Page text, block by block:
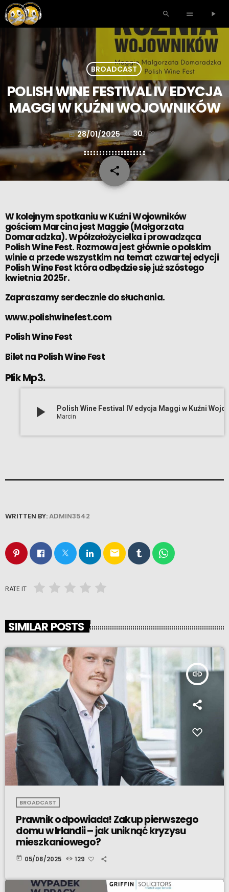
search menu play_arrow
BROADCAST
POLISH WINE FESTIVAL IV EDYCJA
MAGGI W KUŹNI WOJOWNIKÓW
today 28/01/2025 30
share
email
W kolejnym spotkaniu w Kuźni Wojowników
gościem Marcina jest Maggie (Małgorzata
Domaradzka). Wpółzałożycielka i prowadząca
Polish Wine Fest. Rozmowa jest głównie o polskim
winie a przede wszystkim na temat czwartej edycji
Polish Wine Fest która odbędzie się już szóstego
kwietnia 2025r.
Zapraszamy serdecznie do słuchania.
www.polishwinefest.com
Polish Wine Fest
Bilet na Polish Wine Fest
Plik Mp3.
play_arrow Marcin
WRITTEN BY:ADMIN3542
email
RATE IT
SIMILAR POSTS
insert_link
BROADCAST
Prawnik odpowiada! Zakup pierwszego
domu w Irlandii – jak uniknąć kryzysu
mieszkaniowego?
today 05/08/2025 129